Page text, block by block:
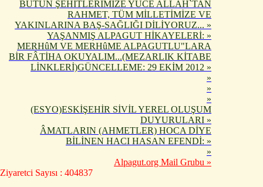
BÜTÜN ŞEHİTLERİMİZE YÜCE ALLAH`TAN
RAHMET, TÜM MİLLETİMİZE VE
YAKINLARINA BAŞ-SAĞLIĞI DİLİYORUZ... »
YAŞANMIŞ ALPAGUT HİKAYELERİ: »
MERHûM VE MERHûME ALPAGUTLU"LARA
BİR FÂTİHA OKUYALIM...(MEZARLIK KİTABE
LİNKLERİ)GÜNCELLEME: 29 EKİM 2012 »
»
»
»
(ESYO)ESKİŞEHİR SİVİL YEREL OLUŞUM
DUYURULARI »
ÂMATLARIN (AHMETLER) HOCA DİYE
BİLİNEN HACI HASAN EFENDİ: »
»
Alpagut.org Mail Grubu »
Ziyaretci Sayısı : 404837